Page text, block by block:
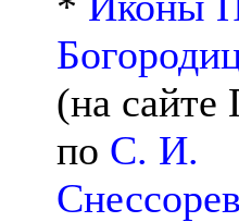
(на сайте
по С. И.